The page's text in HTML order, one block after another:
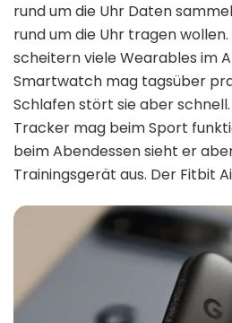
rund um die Uhr Daten
rund um die Uhr tragen
scheitern viele Wearables im
Smartwatch mag tagsüber
Schlafen stört sie aber
Tracker mag beim Sport
beim Abendessen sieht er
Trainingsgerät aus. Der Fitbit